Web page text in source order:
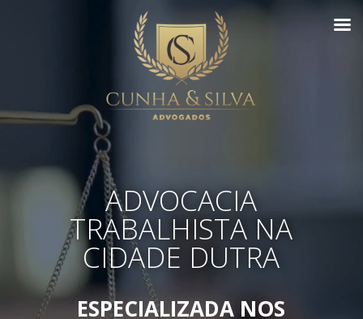
ADVOCACIA
TRABALHISTA NA
CIDADE DUTRA
ESPECIALIZADA NOS